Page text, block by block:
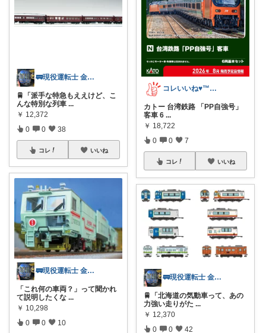
🚃現役運転士 金魚🐠
🚆「派手な特急もええけど、こ
んな特別な列車 ...
￥ 12,372
0 0 38
コレ いいね
🚃現役運転士 金魚🐠
「これ何の車両？」って聞かれ
て説明したくな ...
￥ 10,298
0 0 10
コレいいね♥️™▶コレクションも見てね！
カトー 台湾鉄路 「PP自強号」
客車 6 ...
￥ 18,722
0 0 7
コレ いいね
🚃現役運転士 金魚🐠
🚆「北海道の気動車って、あの
力強い走りがた ...
￥ 12,370
0 0 42